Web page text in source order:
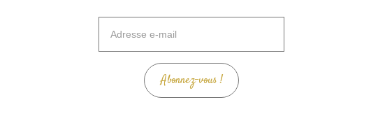
mail
Abonnez-vous !